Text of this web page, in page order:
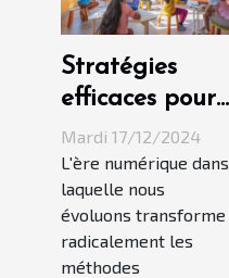
Stratégies
efficaces pour
intégrer les
technologies
éducatives en
classe
Mardi 17/12/2024
L'ère numérique dans
laquelle nous
évoluons transforme
radicalement les
méthodes